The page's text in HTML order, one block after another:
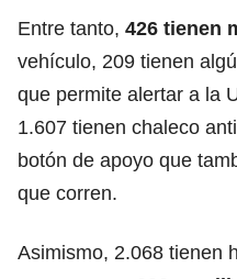
Entre tanto, 426 tienen
vehículo, 209 tienen
que permite alertar a la
1.607 tienen chaleco
botón de apoyo que
que corren.
Asimismo, 2.068 tienen